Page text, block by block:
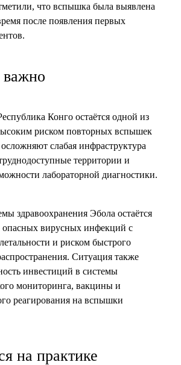
что вспышка была выявлена
после появления первых
важно
Конго остаётся одной из
риском повторных вспышек
слабая инфраструктура
территории и
лабораторной диагностики.
здравоохранения Эбола остаётся
опасных вирусных инфекций с
и риском быстрого
Ситуация также
инвестиций в системы
мониторинга, вакцины и
реагирования на вспышки
на практике